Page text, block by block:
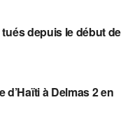
depuis le début de
à Delmas 2 en